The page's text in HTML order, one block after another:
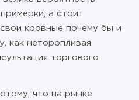
а стоит
кровные почему бы и
как неторопливая
торгового
что на рынке